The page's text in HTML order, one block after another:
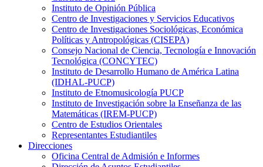
Instituto de Opinión Pública
Centro de Investigaciones y Servicios Educativos
Centro de Investigaciones Sociológicas, Económica
Políticas y Antropológicas (CISEPA)
Consejo Nacional de Ciencia, Tecnología e Innovación
Tecnológica (CONCYTEC)
Instituto de Desarrollo Humano de América Latina
(IDHAL-PUCP)
Instituto de Etnomusicología PUCP
Instituto de Investigación sobre la Enseñanza de las
Matemáticas (IREM-PUCP)
Centro de Estudios Orientales
Representantes Estudiantiles
Direcciones
Oficina Central de Admisión e Informes